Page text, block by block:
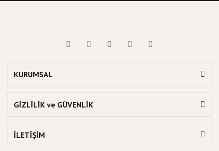
KURUMSAL
GİZLİLİK ve GÜVENLİK
İLETİŞİM